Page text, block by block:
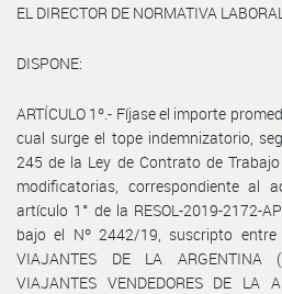
EL DIRECTOR DE NORMATIVA LABORAL
DISPONE:
ARTÍCULO 1º.- Fíjase el importe
cual surge el tope indemnizatorio,
245 de la Ley de Contrato de
modificatorias, correspondiente al
artículo 1° de la RESOL-2019-2172-
bajo el Nº 2442/19, suscripto entre
VIAJANTES DE LA ARGENTINA
VIAJANTES VENDEDORES DE LA